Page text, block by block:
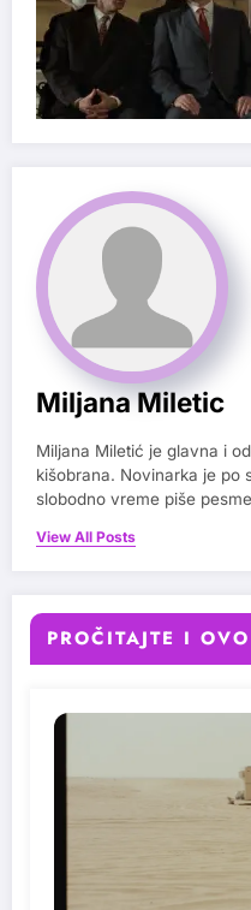
Miljana Miletic
Miljana Miletić je glavna i
kišobrana. Novinarka je po
slobodno vreme piše
View All Posts
PROČITAJTE I OVO